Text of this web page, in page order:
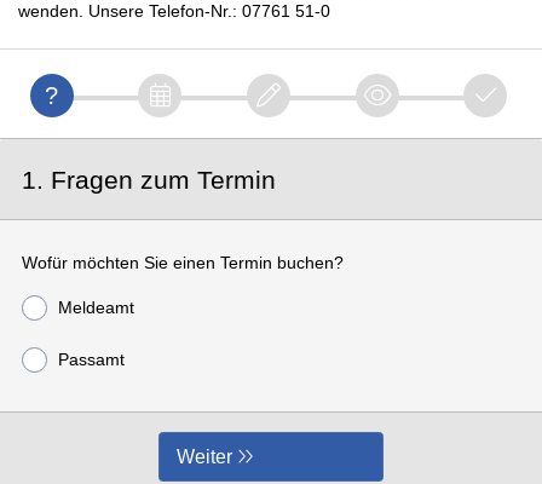
wenden. Unsere Telefon-Nr.: 07761 51-0
1. Fragen zum Termin
Wofür möchten Sie einen Termin buchen?
Meldeamt
Passamt
Weiter